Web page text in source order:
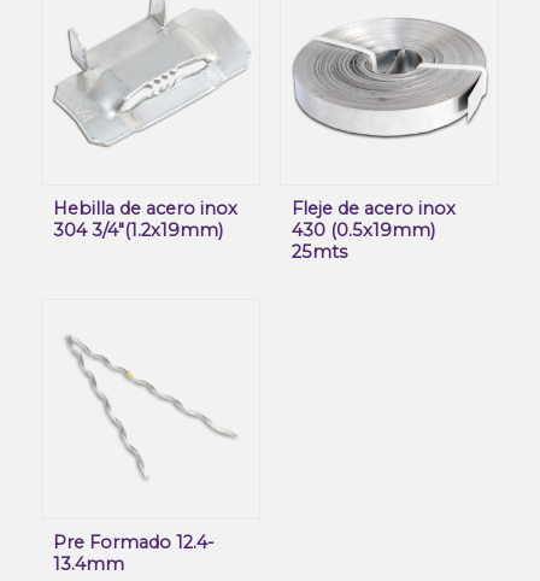
Hebilla de acero inox
304 3/4″(1.2x19mm)
Fleje de acero inox
430 (0.5x19mm)
25mts
Pre Formado 12.4-
13.4mm